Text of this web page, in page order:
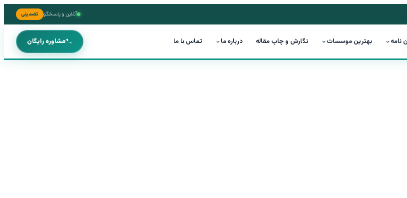
آنلاین و پاسخگو تضمینی
نامه بهترین موسسات نگارش و چاپ مقاله درباره ما تماس با ما مشاوره رایگان